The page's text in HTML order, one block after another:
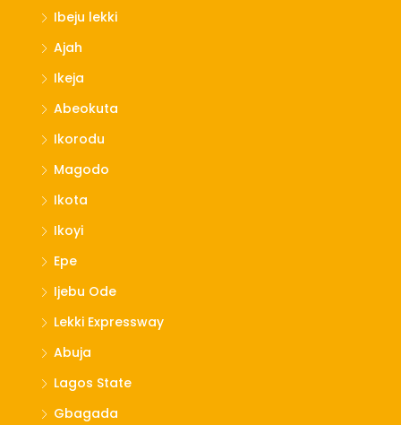
Ibeju lekki
Ajah
Ikeja
Abeokuta
Ikorodu
Magodo
Ikota
Ikoyi
Epe
Ijebu Ode
Lekki Expressway
Abuja
Lagos State
Gbagada